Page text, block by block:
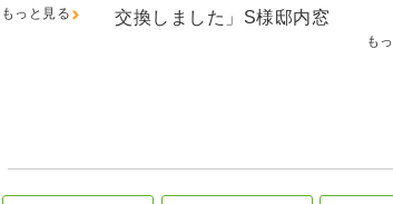
もっと見る
交換しました」S様邸内窓
も